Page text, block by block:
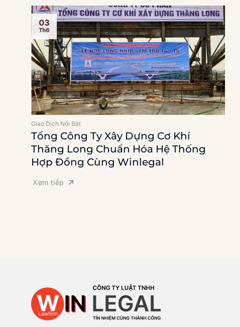
Giao Dịch Nổi Bật
Tổng Công Ty Xây Dựng Cơ Khí
Thăng Long Chuẩn Hóa Hệ Thống
Hợp Đồng Cùng Winlegal
Xem tiếp
03
Th6